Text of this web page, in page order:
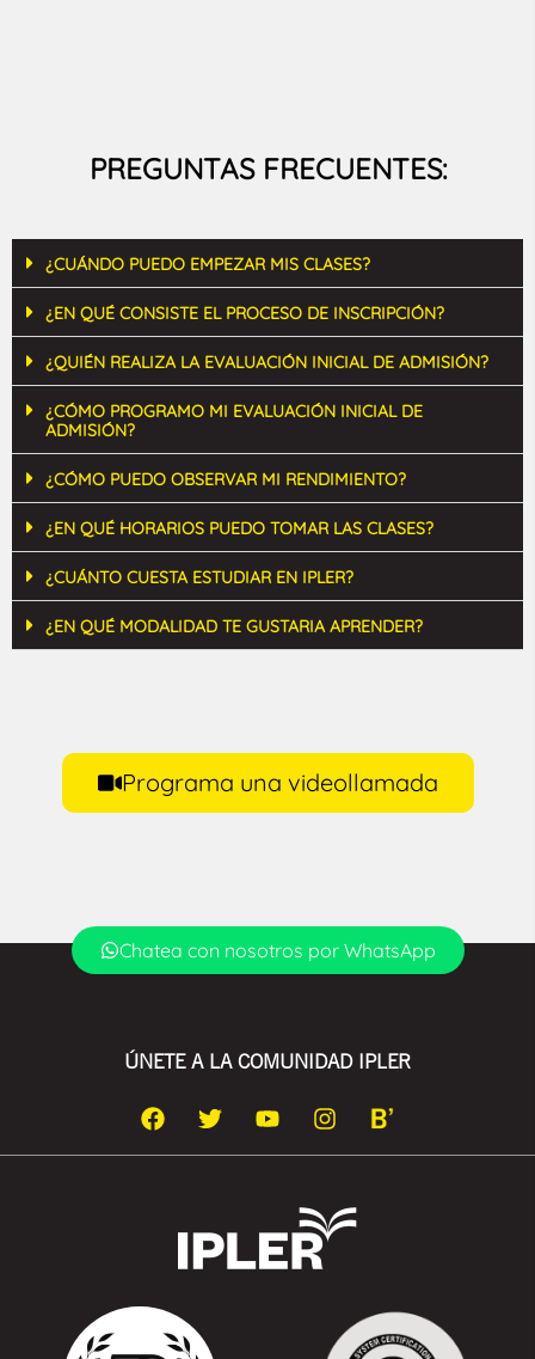
PREGUNTAS FRECUENTES:
¿CUÁNDO PUEDO EMPEZAR MIS CLASES?
¿EN QUÉ CONSISTE EL PROCESO DE INSCRIPCIÓN?
¿QUIÉN REALIZA LA EVALUACIÓN INICIAL DE ADMISIÓN?
¿CÓMO PROGRAMO MI EVALUACIÓN INICIAL DE
ADMISIÓN?
¿CÓMO PUEDO OBSERVAR MI RENDIMIENTO?
¿EN QUÉ HORARIOS PUEDO TOMAR LAS CLASES?
¿CUÁNTO CUESTA ESTUDIAR EN IPLER?
¿EN QUÉ MODALIDAD TE GUSTARIA APRENDER?
Programa una videollamada
Chatea con nosotros por WhatsApp
ÚNETE A LA COMUNIDAD IPLER